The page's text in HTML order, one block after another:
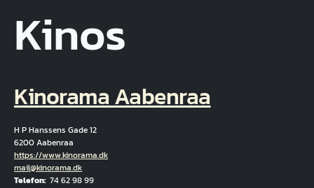
Kinos
Kinorama Aabenraa
H P Hanssens Gade 12
6200 Aabenraa
Hjemmeside
https://www.kinorama.dk
E-Mail
mail@kinorama.dk
Telefon 74 62 98 99